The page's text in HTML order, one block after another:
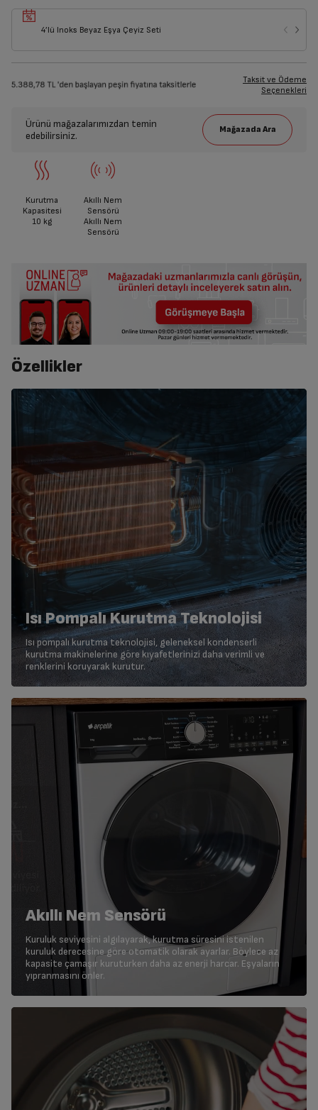
4’lü Inoks Beyaz Eşya Çeyiz Seti
Taksit ve Ödeme
Seçenekleri
Ürünü mağazalarımızdan temin
edebilirsiniz.
Kurutma
Kapasitesi
10 kg
Akıllı Nem
Sensörü
Akıllı Nem
Sensörü
Özellikler
Isı Pompalı Kurutma Teknolojisi
Isı pompalı kurutma teknolojisi, geleneksel kondenserli
kurutma makinelerine göre kıyafetlerinizi daha verimli ve
renklerini koruyarak kurutur.
Akıllı Nem Sensörü
Kuruluk seviyesini algılayarak, kurutma süresini istenilen
kuruluk derecesine göre otomatik olarak ayarlar. Böylece az
kapasite çamaşır kuruturken daha az enerji harcar. Eşyaların
yıpranmasını önler.